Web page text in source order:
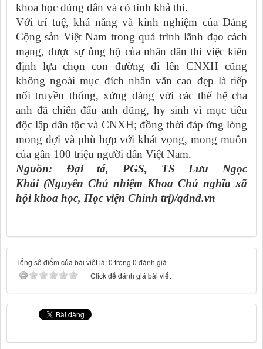
khoa học đúng đắn và có tính khả thi.
Với trí tuệ, khả năng và kinh nghiệm của Đảng
Cộng sản Việt Nam trong quá trình lãnh đạo cách
mạng, được sự ủng hộ của nhân dân thì việc kiên
định lựa chọn con đường đi lên CNXH cũng
không ngoài mục đích nhân văn cao đẹp là tiếp
nối truyền thống, xứng đáng với các thế hệ cha
anh đã chiến đấu anh dũng, hy sinh vì mục tiêu
độc lập dân tộc và CNXH; đồng thời đáp ứng lòng
mong đợi và phù hợp với khát vọng, mong muốn
của gần 100 triệu người dân Việt Nam.
Nguồn: Đại tá, PGS, TS Lưu Ngọc
Khải (Nguyên Chủ nhiệm Khoa Chủ nghĩa xã
hội khoa học, Học viện Chính trị)/qdnd.vn
Tổng số điểm của bài viết là: 0 trong 0 đánh giá
Click để đánh giá bài viết